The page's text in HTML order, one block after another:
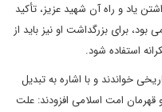
یاد و راه آن شهید عزیز، تأکید
بود، برای بزرگداشت او نیز باید از
استفاده شود.
خواندند و با اشاره به تبدیل
قهرمان امت اسلامی افزودند: علت